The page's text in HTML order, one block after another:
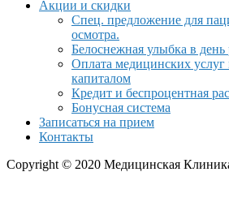
Акции и скидки
Спец. предложение для
осмотра.
Белоснежная улыбка в
Оплата медицинских
капиталом
Кредит и беспроцентная
Бонусная система
Записаться на прием
Контакты
Copyright © 2020 Медицинская